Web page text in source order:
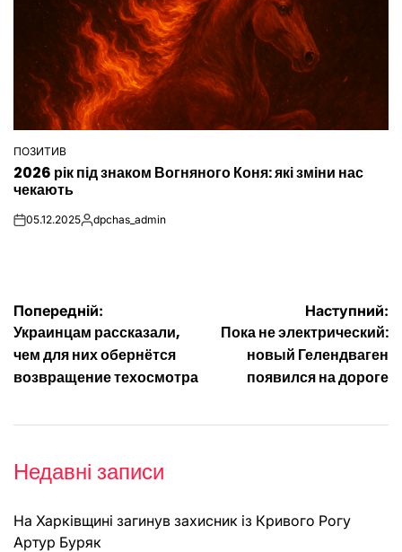
ОПУБЛІКУВАТИ
У
ПОЗИТИВ
2026 рік під знаком Вогняного Коня: які зміни нас
чекають
on05.12.2025Опубліковано
dpchas_admin
Навігація
записів
Попередній:
Украинцам рассказали,
чем для них обернётся
возвращение техосмотра
Наступний:
Пока не электрический:
новый Гелендваген
появился на дороге
Недавні записи
На Харківщині загинув захисник із Кривого Рогу
Артур Буряк